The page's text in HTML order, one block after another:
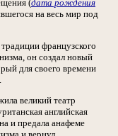
(дата рождения
на весь мир под
французского
он создал новый
для своего времени
великий театр
английская
и предала анафеме